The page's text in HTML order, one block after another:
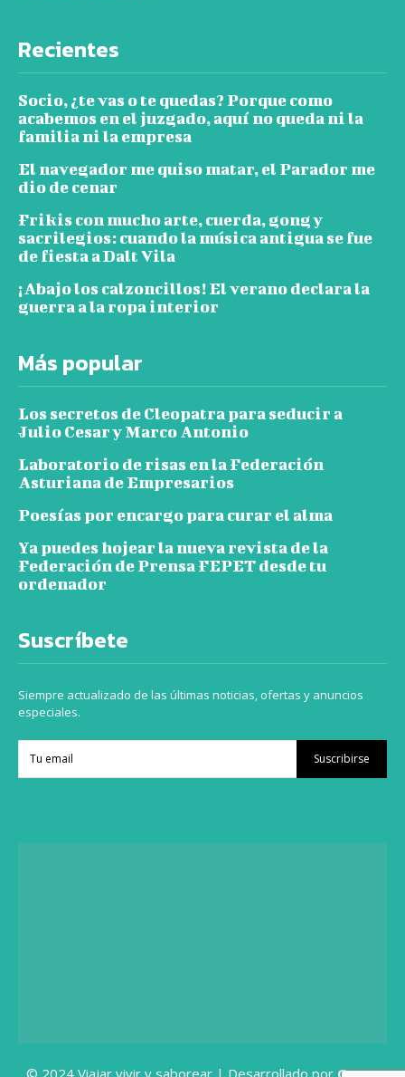
Recientes
Socio, ¿te vas o te quedas? Porque como
acabemos en el juzgado, aquí no queda ni la
familia ni la empresa
El navegador me quiso matar, el Parador me
dio de cenar
Frikis con mucho arte, cuerda, gong y
sacrilegios: cuando la música antigua se fue
de fiesta a Dalt Vila
¡Abajo los calzoncillos! El verano declara la
guerra a la ropa interior
Más popular
Los secretos de Cleopatra para seducir a
Julio Cesar y Marco Antonio
Laboratorio de risas en la Federación
Asturiana de Empresarios
Poesías por encargo para curar el alma
Ya puedes hojear la nueva revista de la
Federación de Prensa FEPET desde tu
ordenador
Suscríbete
Siempre actualizado de las últimas noticias, ofertas y anuncios
especiales.
Suscribirse